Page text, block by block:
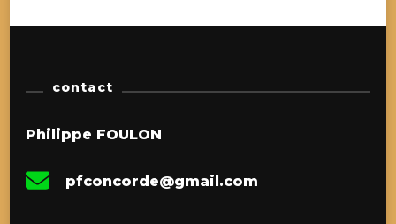
contact
Philippe FOULON
pfconcorde@gmail.com